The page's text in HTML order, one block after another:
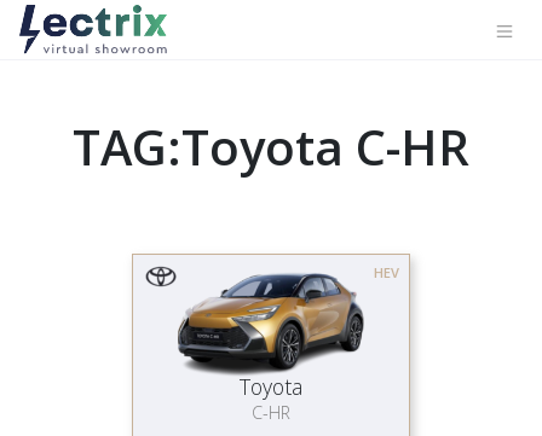
TAG:Toyota C-HR
HEV
Toyota
C-HR